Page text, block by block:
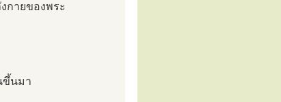
กายของพระ
ขึ้นมา